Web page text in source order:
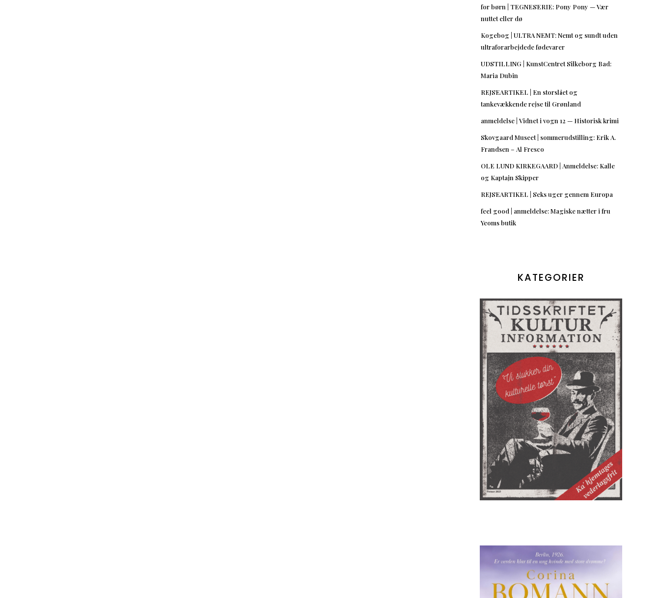
for børn | TEGNESERIE: Pony Pony — Vær
nuttet eller dø
Kogebog | ULTRA NEMT: Nemt og sundt uden
ultraforarbejdede fødevarer
UDSTILLING | KunstCentret Silkeborg Bad:
Maria Dubin
REJSEARTIKEL | En storslået og
tankevækkende rejse til Grønland
anmeldelse | Vidnet i vogn 12 — Historisk krimi
Skovgaard Museet | sommerudstilling: Erik A.
Frandsen – Al Fresco
OLE LUND KIRKEGAARD | Anmeldelse: Kalle
og Kaptajn Skipper
REJSEARTIKEL | Seks uger gennem Europa
feel good | anmeldelse: Magiske nætter i fru
Yeoms butik
KATEGORIER